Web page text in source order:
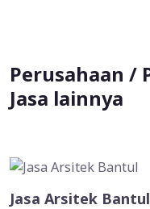
Perusahaan /
Jasa lainnya
Jasa Arsitek Bantul